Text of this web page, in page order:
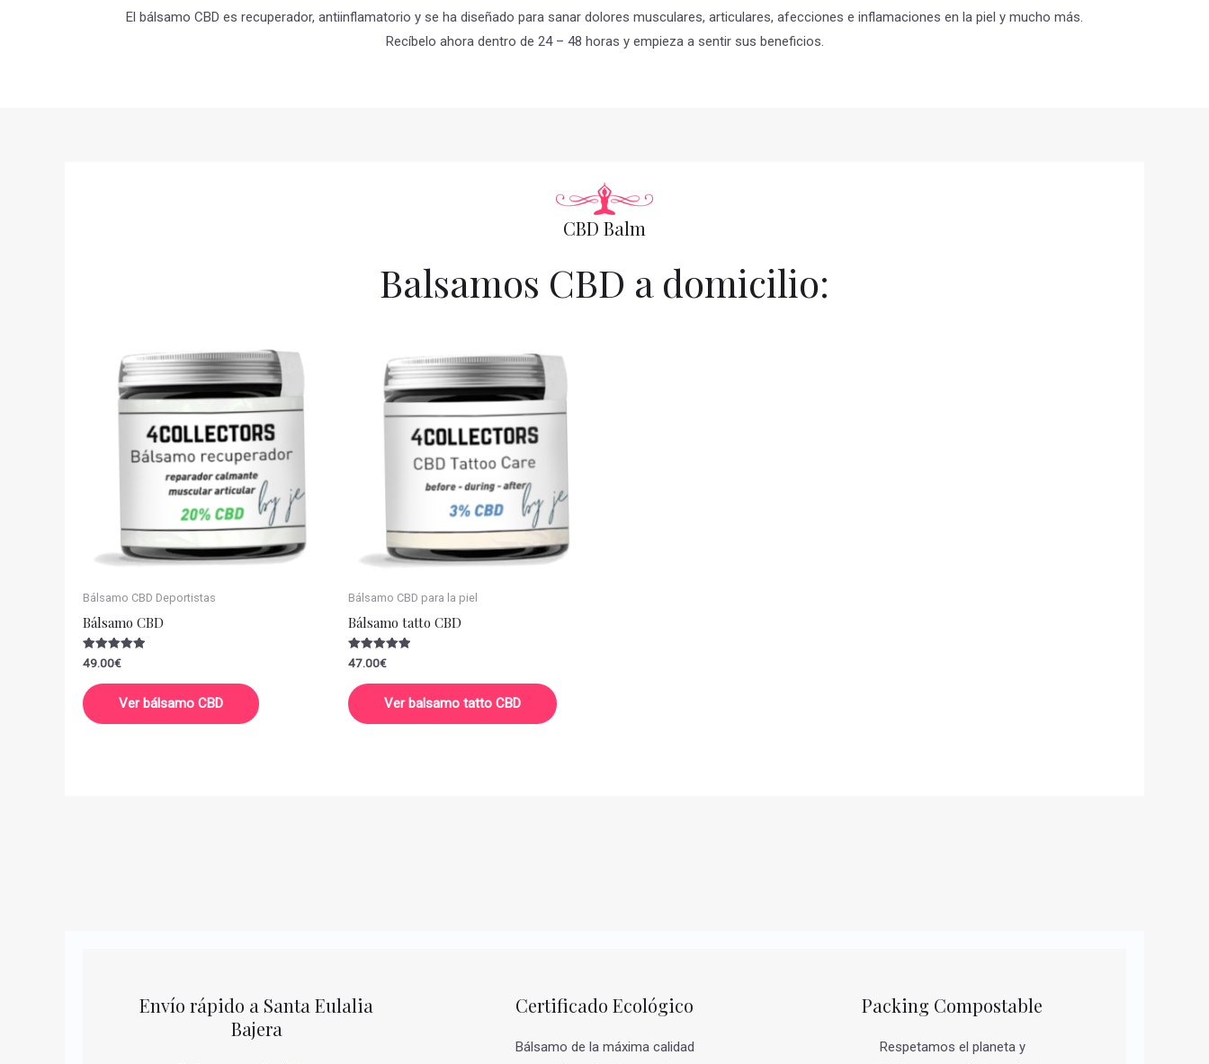
El bálsamo CBD es recuperador, antiinflamatorio y se ha diseñado para sanar dolores musculares, articulares, afecciones e inflamaciones en la piel y mucho más.
Recíbelo ahora dentro de 24 – 48 horas y empieza a sentir sus beneficios.
CBD Balm
Balsamos CBD a domicilio:
Bálsamo CBD Deportistas
Bálsamo CBD
Valorado
con
5.00
de 5
49.00€
Ver bálsamo CBD
Bálsamo CBD para la piel
Bálsamo tatto CBD
Valorado
con
5.00
de 5
47.00€
Ver balsamo tatto CBD
Envío rápido a Santa Eulalia
Bajera
Certificado Ecológico
Bálsamo de la máxima calidad
Packing Compostable
Respetamos el planeta y